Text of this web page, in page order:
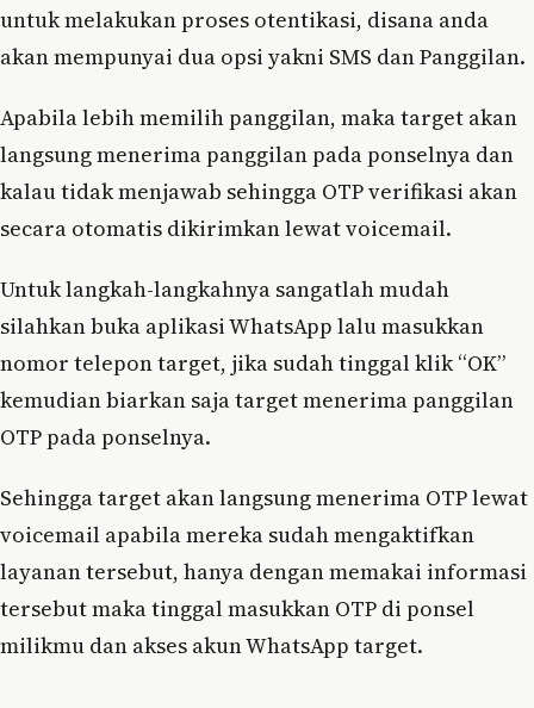
untuk melakukan proses otentikasi, disana anda
akan mempunyai dua opsi yakni SMS dan Panggilan.
Apabila lebih memilih panggilan, maka target akan
langsung menerima panggilan pada ponselnya dan
kalau tidak menjawab sehingga OTP verifikasi akan
secara otomatis dikirimkan lewat voicemail.
Untuk langkah-langkahnya sangatlah mudah
silahkan buka aplikasi WhatsApp lalu masukkan
nomor telepon target, jika sudah tinggal klik “OK”
kemudian biarkan saja target menerima panggilan
OTP pada ponselnya.
Sehingga target akan langsung menerima OTP lewat
voicemail apabila mereka sudah mengaktifkan
layanan tersebut, hanya dengan memakai informasi
tersebut maka tinggal masukkan OTP di ponsel
milikmu dan akses akun WhatsApp target.